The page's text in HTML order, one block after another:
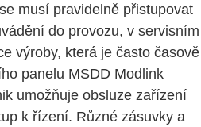
musí pravidelně přistupovat
do provozu, v servisním
výroby, která je často časově
panelu MSDD Modlink
umožňuje obsluze zařízení
k řízení. Různé zásuvky a